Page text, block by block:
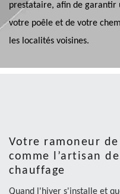
prestataire, afin de
votre poêle et de votre
les localités voisines.
Votre ramoneur
comme l’artisan
chauffage
Quand l'hiver s'installe et